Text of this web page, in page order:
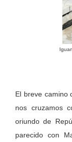
El breve camino
nos cruzamos
oriundo de
parecido con